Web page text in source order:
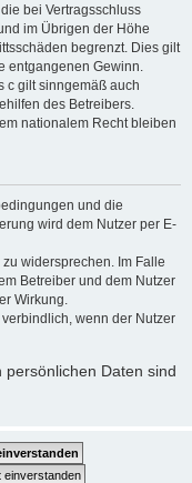
bei Vertragsschluss
im Übrigen der Höhe
begrenzt. Dies gilt
entgangenen Gewinn.
c gilt sinngemäß auch
des Betreibers.
nationalem Recht bleiben
und die
wird dem Nutzer per E-
widersprechen. Im Falle
Betreiber und dem Nutzer
Wirkung.
wenn der Nutzer
Daten sind